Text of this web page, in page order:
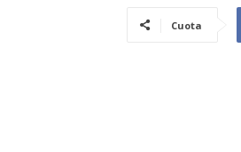
Cuota